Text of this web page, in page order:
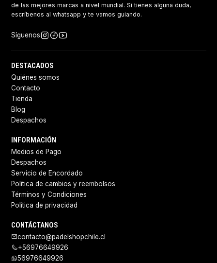
de las mejores marcas a nivel mundial. Si tienes alguna duda,
escríbenos al whatsapp y te vamos guiando.
Síguenos
DESTACADOS
Quiénes somos
Contacto
Tienda
Blog
Despachos
INFORMACIÓN
Medios de Pago
Despachos
Servicio de Encordado
Politica de cambios y reembolsos
Términos y Condiciones
Política de privacidad
CONTÁCTANOS
contacto@padelshopchile.cl
+56976649926
56976649926